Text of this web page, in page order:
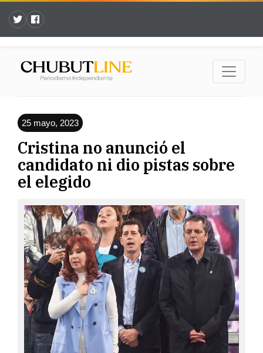
25 mayo, 2023
Cristina no anunció el
candidato ni dio pistas sobre
el elegido